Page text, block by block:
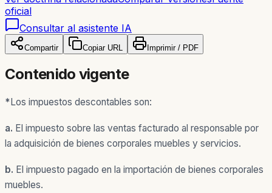
oficial
Consultar al asistente IA
Compartir Copiar URL Imprimir / PDF
Contenido vigente
*Los impuestos descontables son:
a. El impuesto sobre las ventas facturado al responsable por
la adquisición de bienes corporales muebles y servicios.
b. El impuesto pagado en la importación de bienes corporales
muebles.